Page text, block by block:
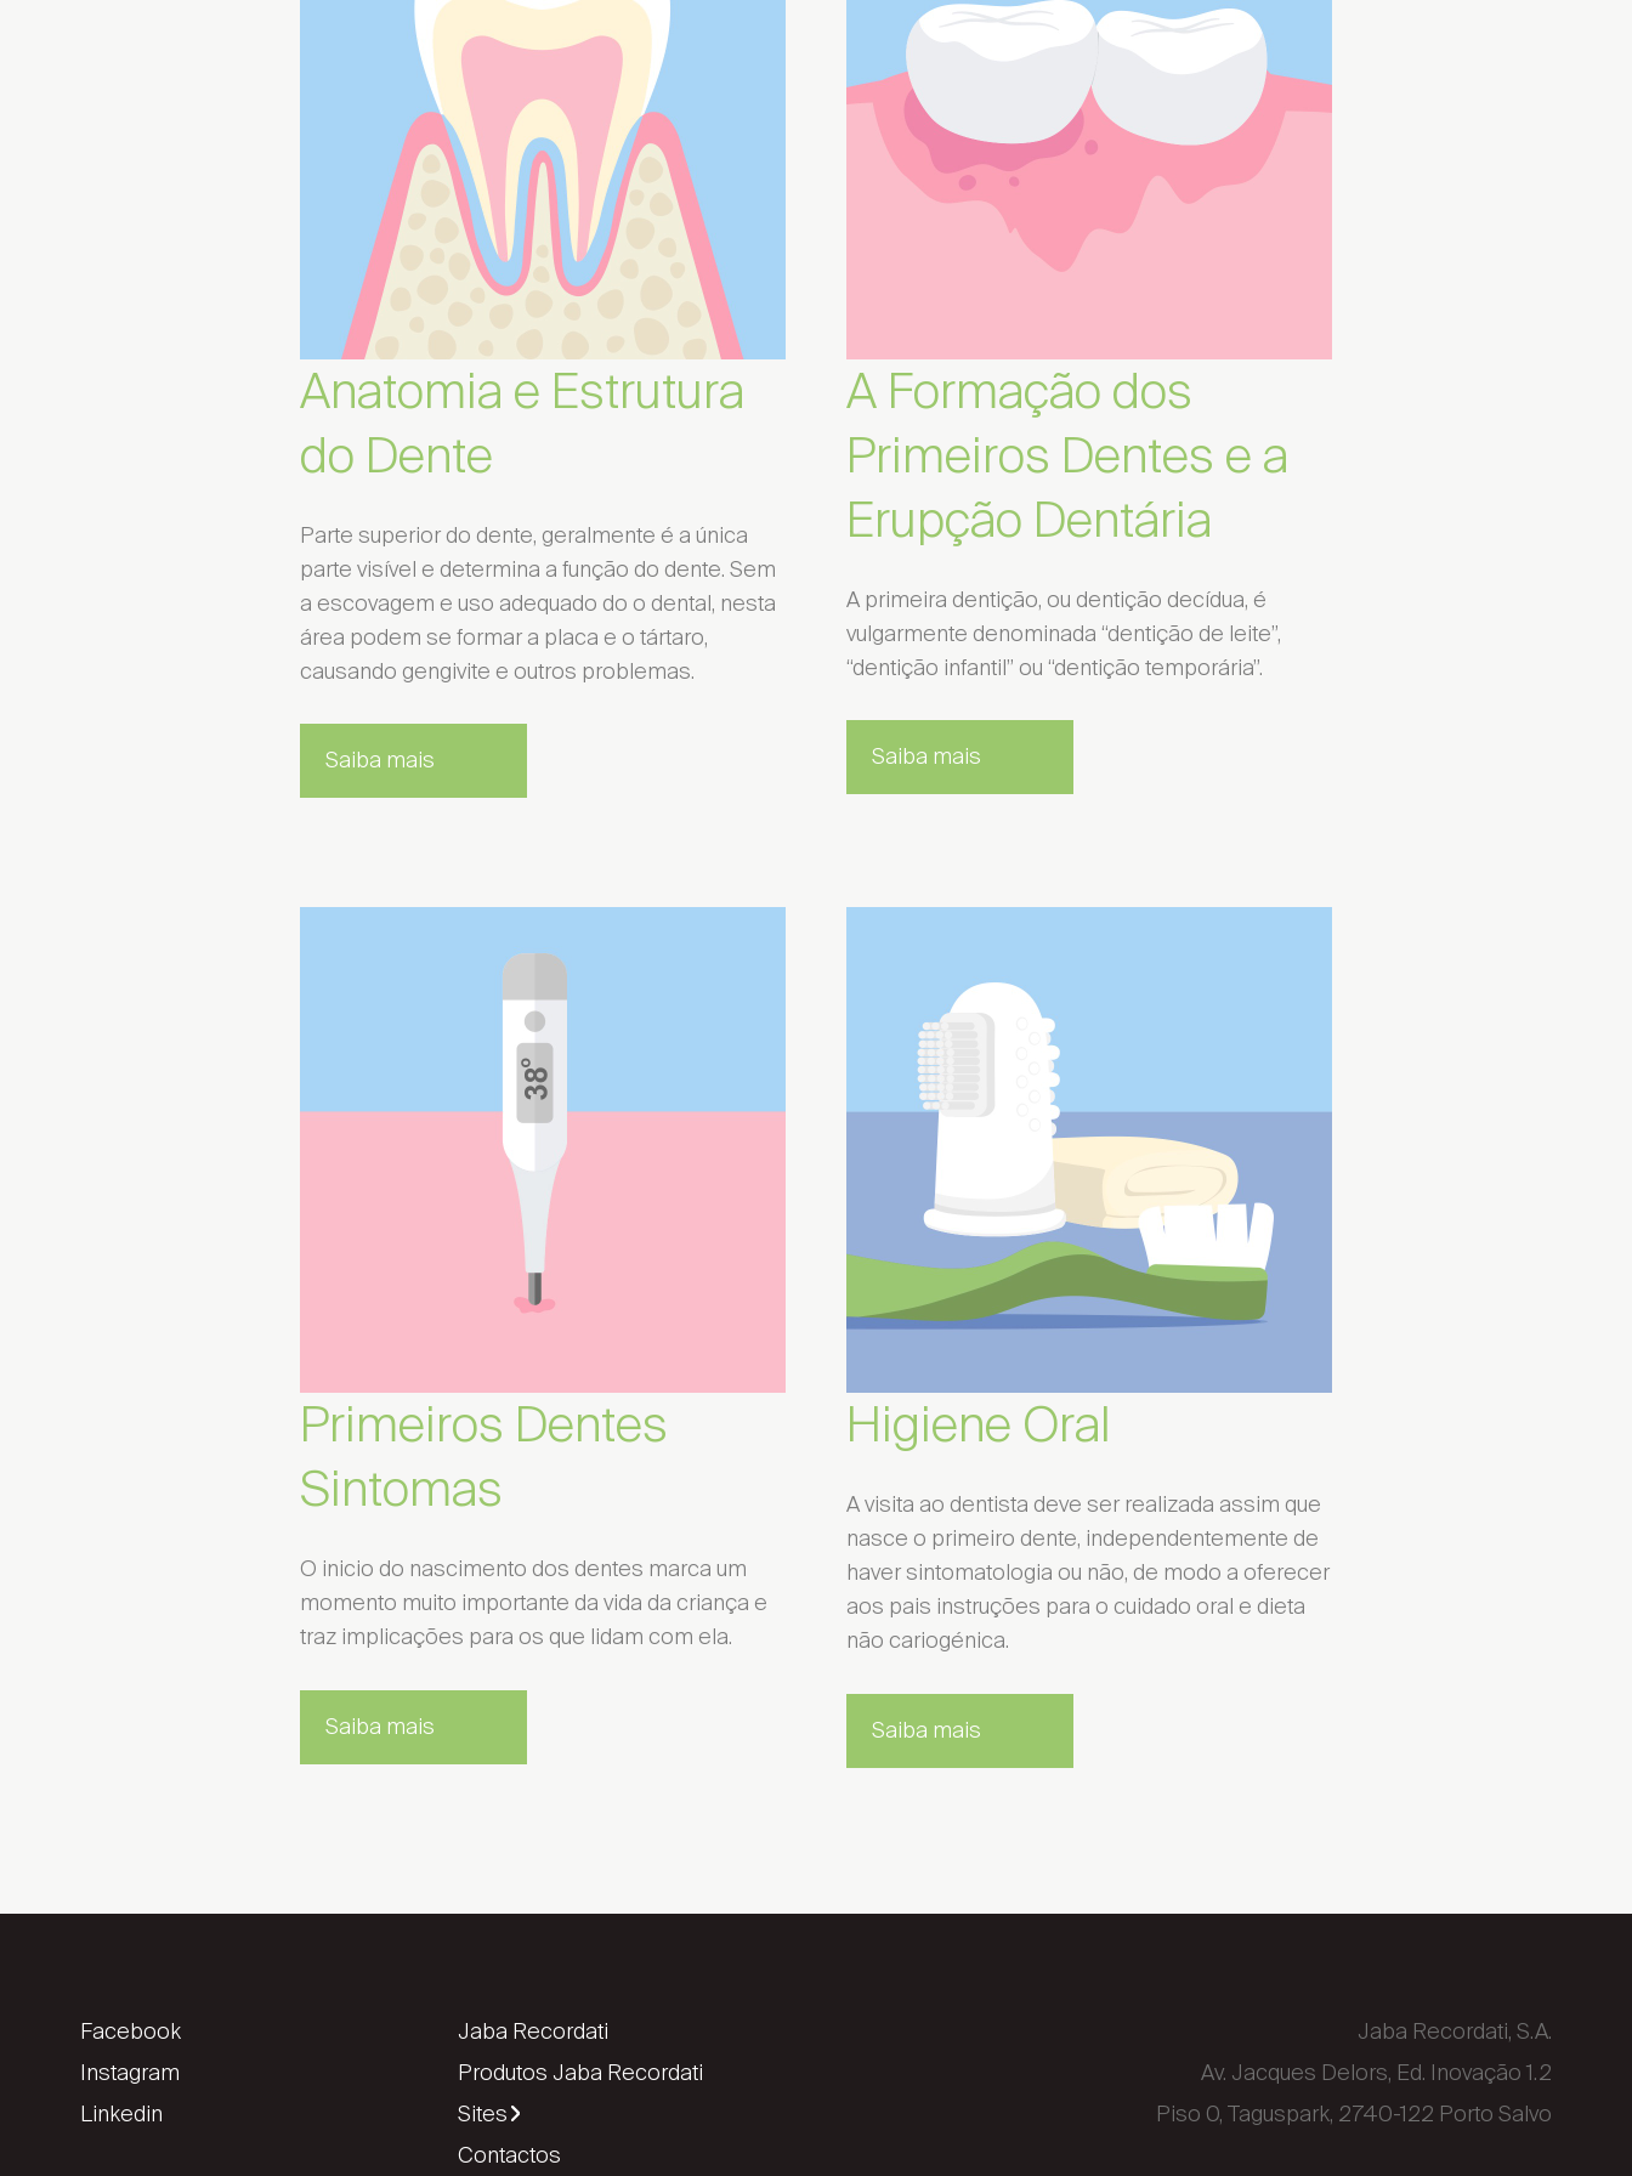
Escolher Distrito ...
Encontrar local de venda
Anatomia e Estrutura
do Dente
Parte superior do dente, geralmente é a única
parte visível e determina a função do dente. Sem
a escovagem e uso adequado do o dental, nesta
área podem se formar a placa e o tártaro,
causando gengivite e outros problemas.
Saiba mais
A Formação dos
Primeiros Dentes e a
Erupção Dentária
A primeira dentição, ou dentição decídua, é
vulgarmente denominada “dentição de leite”,
“dentição infantil” ou “dentição temporária”.
Saiba mais
Primeiros Dentes
Sintomas
O inicio do nascimento dos dentes marca um
momento muito importante da vida da criança e
traz implicações para os que lidam com ela.
Saiba mais
Higiene Oral
A visita ao dentista deve ser realizada assim que
nasce o primeiro dente, independentemente de
haver sintomatologia ou não, de modo a oferecer
aos pais instruções para o cuidado oral e dieta
não cariogénica.
Saiba mais
Facebook
Instagram
Linkedin
Jaba Recordati
Produtos Jaba Recordati
Sites
Contactos
Jaba Recordati, S.A.
Av. Jacques Delors, Ed. Inovação 1.2
Piso 0, Taguspark, 2740-122 Porto Salvo